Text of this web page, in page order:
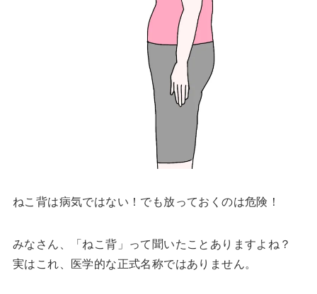
ねこ背は病気ではない！でも放っておくのは危険！
みなさん、「ねこ背」って聞いたことありますよね？
実はこれ、医学的な正式名称ではありません。